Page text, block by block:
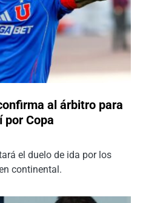
al árbitro para
por Copa
el duelo de ida por los
continental.